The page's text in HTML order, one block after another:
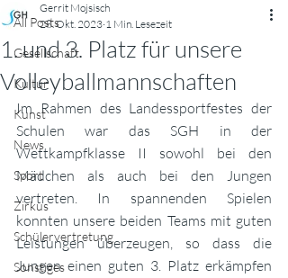
All Posts
Gesellschaft
Kultur
Kunst
News
Sport
Zirkus
Schülervertretung
Sonstiges
1. und 3. Platz für unsere
Volleyballmannschaften
Gerrit Mojsisch
28. Okt. 2023 1 Min. Lesezeit
Im Rahmen des Landessportfestes der
Schulen war das SGH in der
Wettkampfklasse II sowohl bei den
Mädchen als auch bei den Jungen
vertreten. In spannenden Spielen
konnten unsere beiden Teams mit guten
Leistungen überzeugen, so dass die
Jungen einen guten 3. Platz erkämpfen